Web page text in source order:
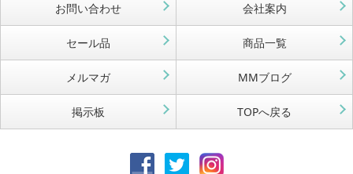
お問い合わせ 会社案内
セール品 商品一覧
メルマガ MMブログ
掲示板 TOPへ戻る